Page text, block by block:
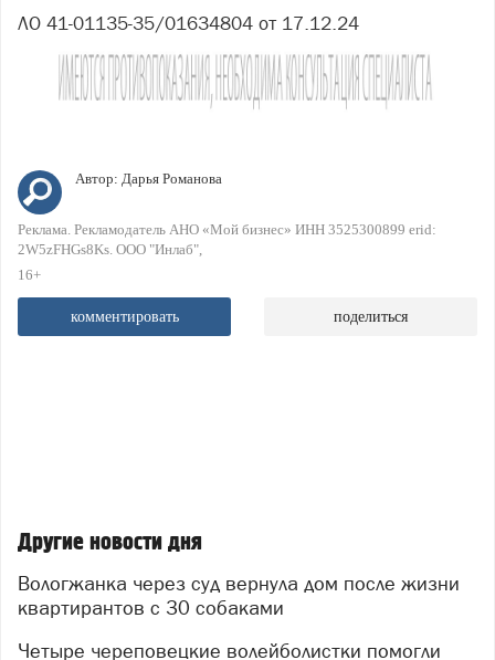
ЛО 41-01135-35/01634804 от 17.12.24
Автор: Дарья Романова
Реклама. Рекламодатель АНО «Мой бизнес» ИНН 3525300899 erid:
2W5zFHGs8Ks. ООО "Инлаб"
16+
комментировать поделиться
Другие новости дня
Вологжанка через суд вернула дом после жизни
квартирантов с 30 собаками
Четыре череповецкие волейболистки помогли